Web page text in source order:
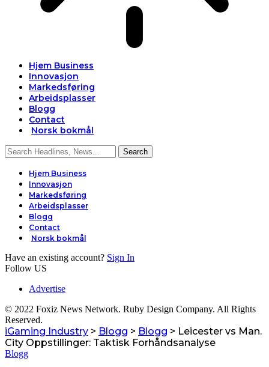
Hjem Business
Innovasjon
Markedsføring
Arbeidsplasser
Blogg
Contact
Norsk bokmål
Hjem Business
Innovasjon
Markedsføring
Arbeidsplasser
Blogg
Contact
Norsk bokmål
Have an existing account? Sign In
Follow US
Advertise
© 2022 Foxiz News Network. Ruby Design Company. All Rights
Reserved.
iGaming Industry > Blogg > Blogg > Leicester vs Man.
City Oppstillinger: Taktisk Forhåndsanalyse
Blogg